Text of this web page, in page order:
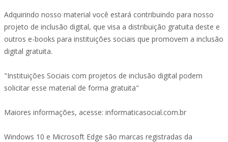
Adquirindo nosso material você estará contribuindo para nosso
projeto de inclusão digital, que visa a distribuição gratuita deste e
outros e-books para instituições sociais que promovem a inclusão
digital gratuita.
"Instituições Sociais com projetos de inclusão digital podem
solicitar esse material de forma gratuita"
Maiores informações, acesse: informaticasocial.com.br
Windows 10 e Microsoft Edge são marcas registradas da